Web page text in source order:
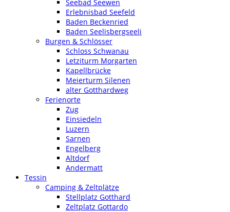
Seebad Seewen
Erlebnisbad Seefeld
Baden Beckenried
Baden Seelisbergseeli
Burgen & Schlösser
Schloss Schwanau
Letziturm Morgarten
Kapellbrücke
Meierturm Silenen
alter Gotthardweg
Ferienorte
Zug
Einsiedeln
Luzern
Sarnen
Engelberg
Altdorf
Andermatt
Tessin
Camping & Zeltplätze
Stellplatz Gotthard
Zeltplatz Gottardo